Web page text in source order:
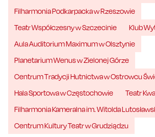
Filharmonia Podkarpacka w Rzeszowie
Teatr Współczesny w Szczecinie
Klub
Aula Auditorium Maximum w Olsztynie
Planetarium Wenus w Zielonej Górze
Centrum Tradycji Hutnictwa w Ostrowcu
Hala Sportowa w Częstochowie
Teatr
Filharmonia Kameralna im. Witolda
Centrum Kultury Teatr w Grudziądzu